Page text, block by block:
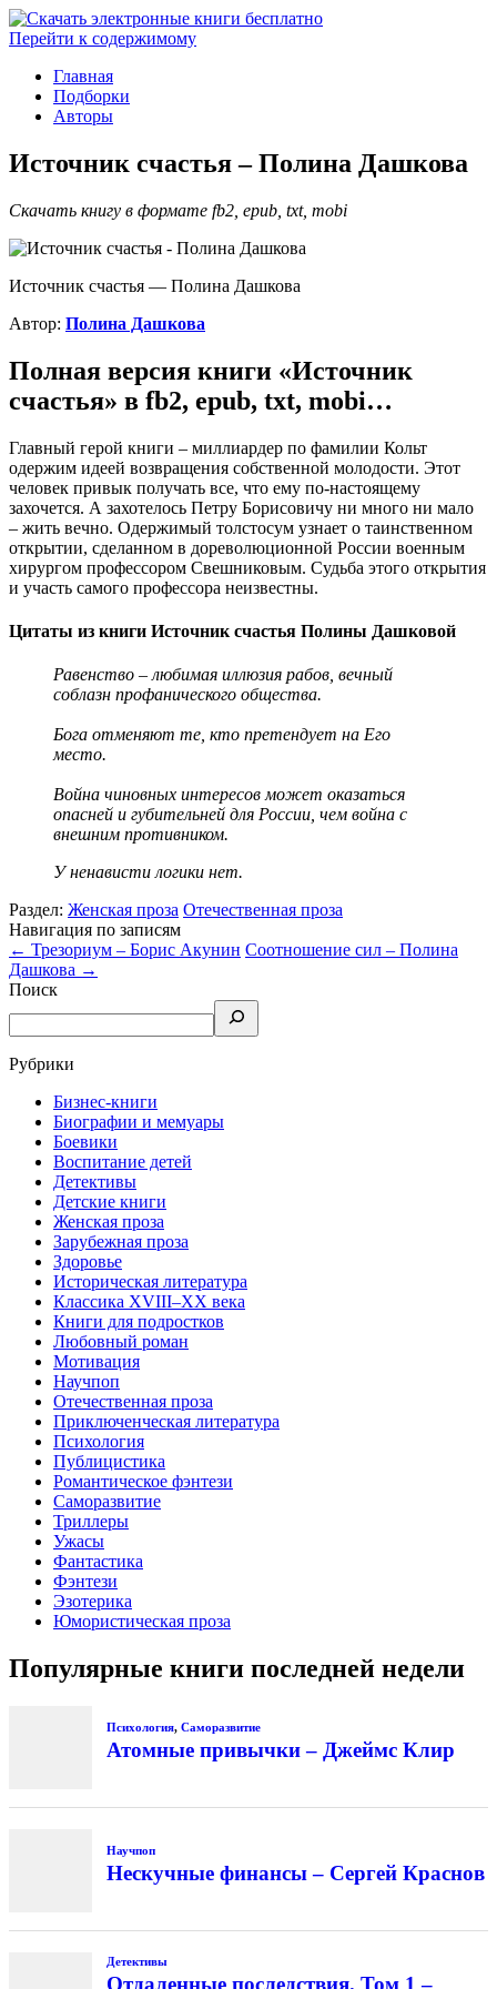
Перейти к содержимому
Главная
Подборки
Авторы
Источник счастья – Полина Дашкова
Скачать книгу в формате fb2, epub, txt, mobi
Источник счастья — Полина Дашкова
Автор: Полина Дашкова
Полная версия книги «Источник
счастья» в fb2, epub, txt, mobi…
Главный герой книги – миллиардер по фамилии Кольт
одержим идеей возвращения собственной молодости. Этот
человек привык получать все, что ему по-настоящему
захочется. А захотелось Петру Борисовичу ни много ни мало
– жить вечно. Одержимый толстосум узнает о таинственном
открытии, сделанном в дореволюционной России военным
хирургом профессором Свешниковым. Судьба этого открытия
и участь самого профессора неизвестны.
Цитаты из книги Источник счастья Полины Дашковой
Равенство – любимая иллюзия рабов, вечный
соблазн профанического общества.
Бога отменяют те, кто претендует на Его
место.
Война чиновных интересов может оказаться
опасней и губительней для России, чем война с
внешним противником.
У ненависти логики нет.
Раздел: Женская проза Отечественная проза
Навигация по записям
← Трезориум – Борис Акунин Соотношение сил – Полина
Дашкова →
Поиск
Рубрики
Бизнес-книги
Биографии и мемуары
Боевики
Воспитание детей
Детективы
Детские книги
Женская проза
Зарубежная проза
Здоровье
Историческая литература
Классика XVIII–XX века
Книги для подростков
Любовный роман
Мотивация
Научпоп
Отечественная проза
Приключенческая литература
Психология
Публицистика
Романтическое фэнтези
Саморазвитие
Триллеры
Ужасы
Фантастика
Фэнтези
Эзотерика
Юмористическая проза
Популярные книги последней недели